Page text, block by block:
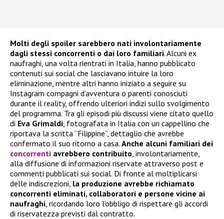
Molti degli spoiler sarebbero nati involontariamente
dagli stessi concorrenti o dai loro familiari. Alcuni ex
naufraghi, una volta rientrati in Italia, hanno pubblicato
contenuti sui social che lasciavano intuire la loro
eliminazione, mentre altri hanno iniziato a seguire su
Instagram compagni d’avventura o parenti conosciuti
durante il reality, offrendo ulteriori indizi sullo svolgimento
del programma. Tra gli episodi più discussi viene citato quello
di Eva Grimaldi , fotografata in Italia con un cappellino che
riportava la scritta “Filippine”, dettaglio che avrebbe
confermato il suo ritorno a casa. Anche alcuni familiari dei
concorrenti avrebbero contribuito , involontariamente,
alla diffusione di informazioni riservate attraverso post e
commenti pubblicati sui social. Di fronte al moltiplicarsi
delle indiscrezioni, la produzione avrebbe richiamato
concorrenti eliminati, collaboratori e persone vicine ai
naufraghi , ricordando loro l’obbligo di rispettare gli accordi
di riservatezza previsti dal contratto.